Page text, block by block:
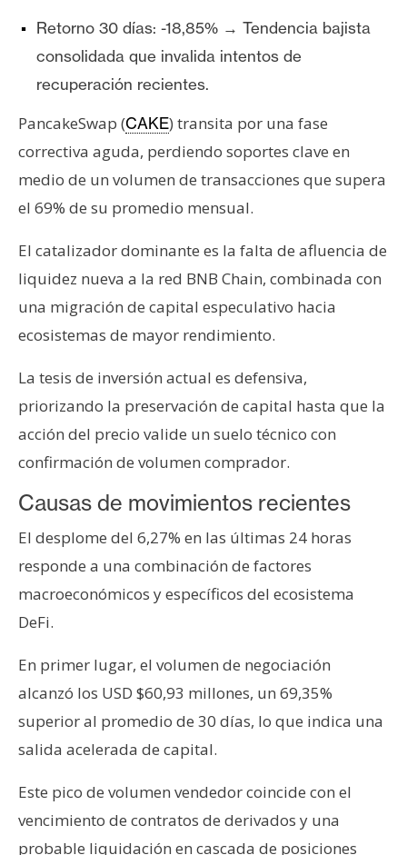
e
m
s
e
c
u
r
s
o
C
o
n
a
c
o
y
b
l
i
i
a
d
Retorno 30 días: -18,85% → Tendencia bajista
consolidada que invalida intentos de
recuperación recientes.
PancakeSwap (CAKE) transita por una fase
correctiva aguda, perdiendo soportes clave en
medio de un volumen de transacciones que supera
el 69% de su promedio mensual.
El catalizador dominante es la falta de afluencia de
liquidez nueva a la red BNB Chain, combinada con
una migración de capital especulativo hacia
ecosistemas de mayor rendimiento.
La tesis de inversión actual es defensiva,
priorizando la preservación de capital hasta que la
acción del precio valide un suelo técnico con
confirmación de volumen comprador.
Causas de movimientos recientes
El desplome del 6,27% en las últimas 24 horas
responde a una combinación de factores
macroeconómicos y específicos del ecosistema
DeFi.
En primer lugar, el volumen de negociación
alcanzó los USD $60,93 millones, un 69,35%
superior al promedio de 30 días, lo que indica una
salida acelerada de capital.
Este pico de volumen vendedor coincide con el
vencimiento de contratos de derivados y una
probable liquidación en cascada de posiciones